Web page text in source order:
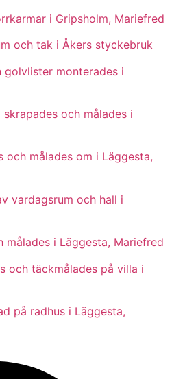
i Gripsholm, Mariefred
och tak i Åkers styckebruk
golvlister monterades i
och målades i
och målades om i Läggesta,
vardagsrum och hall i
målades i Läggesta, Mariefred
och täckmålades på villa i
på radhus i Läggesta,